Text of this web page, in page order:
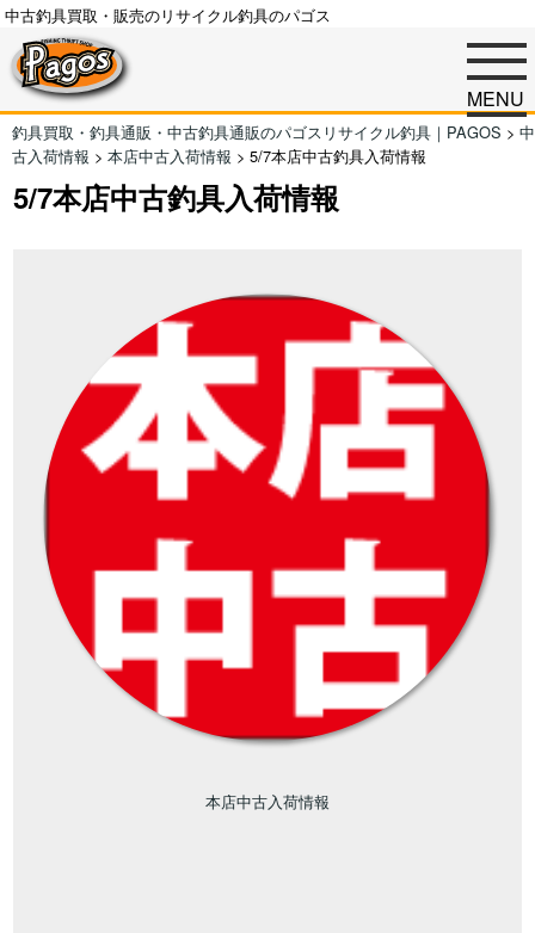
中古釣具買取・販売のリサイクル釣具のパゴス
MENU
釣具買取・釣具通販・中古釣具通販のパゴスリサイクル釣具｜PAGOS > 中
古入荷情報 > 本店中古入荷情報 > 5/7本店中古釣具入荷情報
5/7本店中古釣具入荷情報
本店中古入荷情報